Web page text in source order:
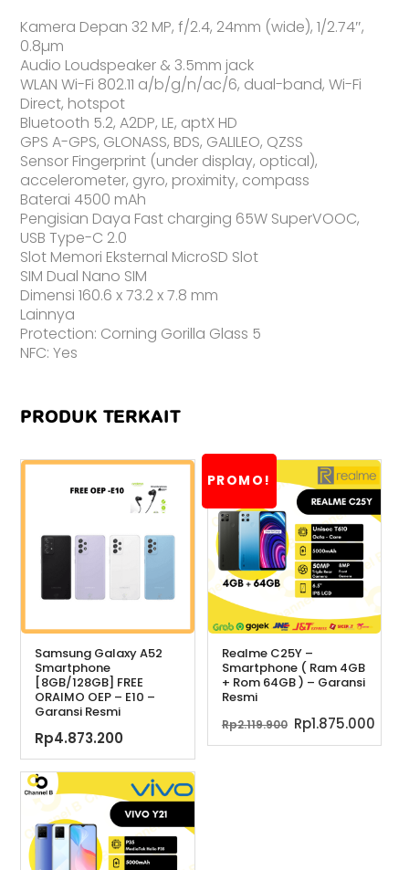
Kamera Depan 32 MP, f/2.4, 24mm (wide), 1/2.74″,
0.8µm
Audio Loudspeaker & 3.5mm jack
WLAN Wi-Fi 802.11 a/b/g/n/ac/6, dual-band, Wi-Fi
Direct, hotspot
Bluetooth 5.2, A2DP, LE, aptX HD
GPS A-GPS, GLONASS, BDS, GALILEO, QZSS
Sensor Fingerprint (under display, optical),
accelerometer, gyro, proximity, compass
Baterai 4500 mAh
Pengisian Daya Fast charging 65W SuperVOOC,
USB Type-C 2.0
Slot Memori Eksternal MicroSD Slot
SIM Dual Nano SIM
Dimensi 160.6 x 73.2 x 7.8 mm
Lainnya
Protection: Corning Gorilla Glass 5
NFC: Yes
PRODUK TERKAIT
Samsung Galaxy A52
Smartphone
[8GB/128GB] FREE
ORAIMO OEP – E10 –
Garansi Resmi
Rp4.873.200
PROMO!
Realme C25Y –
Smartphone ( Ram 4GB
+ Rom 64GB ) – Garansi
Resmi
Rp2.119.900 Harga
aslinya
Rp1.875.000
saat